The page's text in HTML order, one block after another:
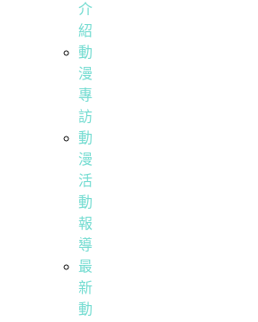
介
紹
動
漫
專
訪
動
漫
活
動
報
導
最
新
動